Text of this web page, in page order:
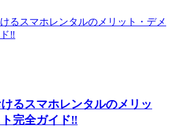
るスマホレンタルのメリッ
完全ガイド‼